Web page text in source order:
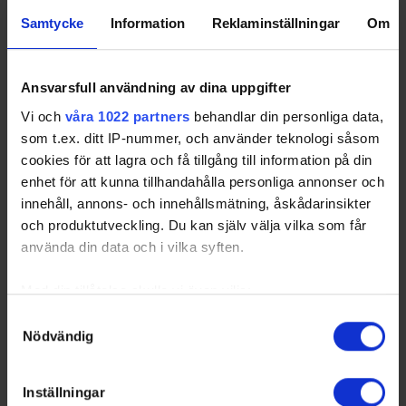
Samtycke Information Reklaminställningar Om
Ansvarsfull användning av dina uppgifter
Vi och våra 1022 partners behandlar din personliga data,
som t.ex. ditt IP-nummer, och använder teknologi såsom
cookies för att lagra och få tillgång till information på din
enhet för att kunna tillhandahålla personliga annonser och
innehåll, annons- och innehållsmätning, åskådarinsikter
och produktutveckling. Du kan själv välja vilka som får
använda din data och i vilka syften.
Med din tillåtelse skulle vi även vilja:
kan ha en noggrannhet på upp till flera meter
Nödvändig
Inställningar
01-31
02-01
2026-
02-01
Gimo IF HC - Saltsjöbadens IF 3 - 5 Gimo Ishall
2026-
02-01
Älta IF - Vallentuna Hockey 1 - 2 Ältahallen
2026-
02-03
Norrtälje IK - Älta IF 8 - 2
Roslagens
2026-
Vallentuna Hockey - Mälarö
5 - 1
Vallentuna
2026-
Mälarö Hockeyförening -
Allhallen
02-07
Ishuset